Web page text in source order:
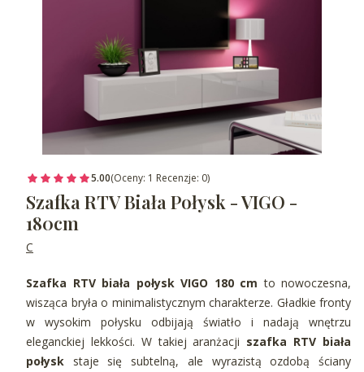
5.00(Oceny: 1 Recenzje: 0)
Szafka RTV Biała Połysk - VIGO -
180cm
C
Szafka RTV biała połysk VIGO 180 cm to nowoczesna,
wisząca bryła o minimalistycznym charakterze. Gładkie fronty
w wysokim połysku odbijają światło i nadają wnętrzu
eleganckiej lekkości. W takiej aranżacji szafka RTV biała
połysk staje się subtelną, ale wyrazistą ozdobą ściany